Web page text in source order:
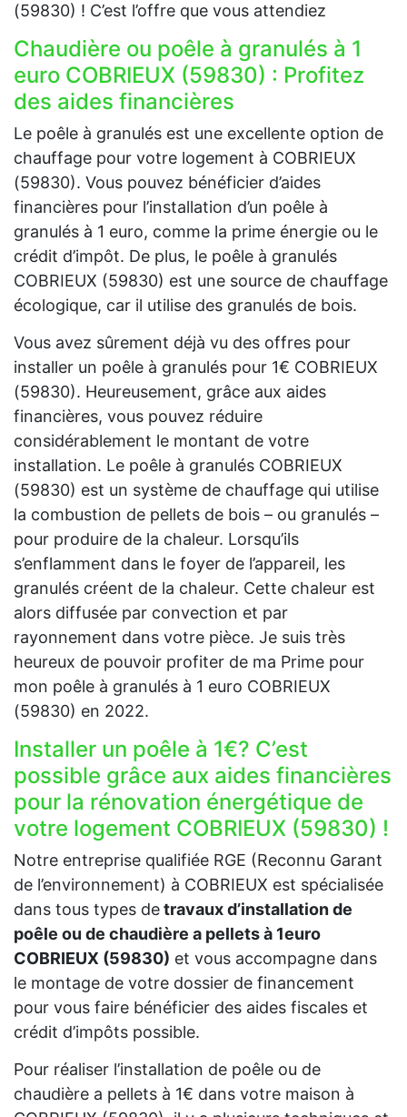
(59830) ! C’est l’offre que vous attendiez
Chaudière ou poêle à granulés à 1
euro COBRIEUX (59830) : Profitez
des aides financières
Le poêle à granulés est une excellente option de
chauffage pour votre logement à COBRIEUX
(59830). Vous pouvez bénéficier d’aides
financières pour l’installation d’un poêle à
granulés à 1 euro, comme la prime énergie ou le
crédit d’impôt. De plus, le poêle à granulés
COBRIEUX (59830) est une source de chauffage
écologique, car il utilise des granulés de bois.
Vous avez sûrement déjà vu des offres pour
installer un poêle à granulés pour 1€ COBRIEUX
(59830). Heureusement, grâce aux aides
financières, vous pouvez réduire
considérablement le montant de votre
installation. Le poêle à granulés COBRIEUX
(59830) est un système de chauffage qui utilise
la combustion de pellets de bois – ou granulés –
pour produire de la chaleur. Lorsqu’ils
s’enflamment dans le foyer de l’appareil, les
granulés créent de la chaleur. Cette chaleur est
alors diffusée par convection et par
rayonnement dans votre pièce. Je suis très
heureux de pouvoir profiter de ma Prime pour
mon poêle à granulés à 1 euro COBRIEUX
(59830) en 2022.
Installer un poêle à 1€? C’est
possible grâce aux aides financières
pour la rénovation énergétique de
votre logement COBRIEUX (59830) !
Notre entreprise qualifiée RGE (Reconnu Garant
de l’environnement) à COBRIEUX est spécialisée
dans tous types detravaux d’installation de
poêle ou de chaudière a pellets à 1euro
COBRIEUX (59830) et vous accompagne dans
le montage de votre dossier de financement
pour vous faire bénéficier des aides fiscales et
crédit d’impôts possible.
Pour réaliser l’installation de poêle ou de
chaudière a pellets à 1€ dans votre maison à